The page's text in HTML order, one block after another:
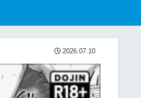
2026.07.10